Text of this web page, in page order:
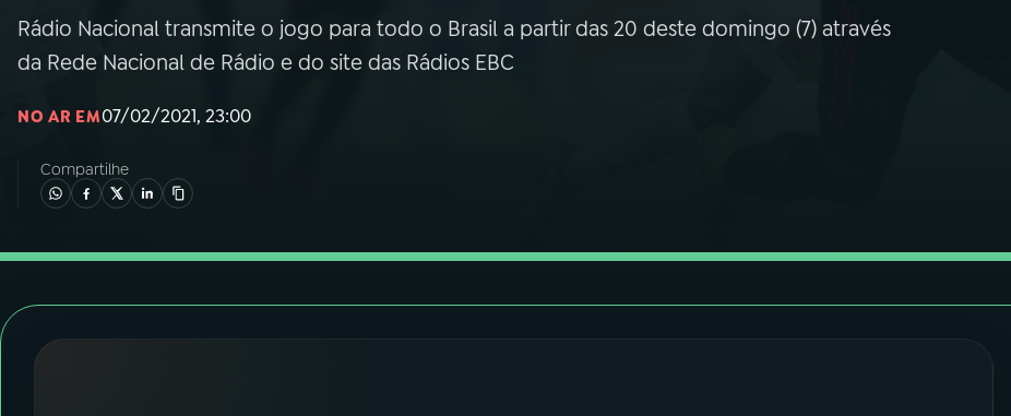
03PROGRAMAÇÃO
05PODCASTS
Rádio Nacional transmite o jogo para todo o Brasil a partir das 20 deste domingo (7) através
da Rede Nacional de Rádio e do site das Rádios EBC
NO AR EM07/02/2021, 23:00
Compartilhe